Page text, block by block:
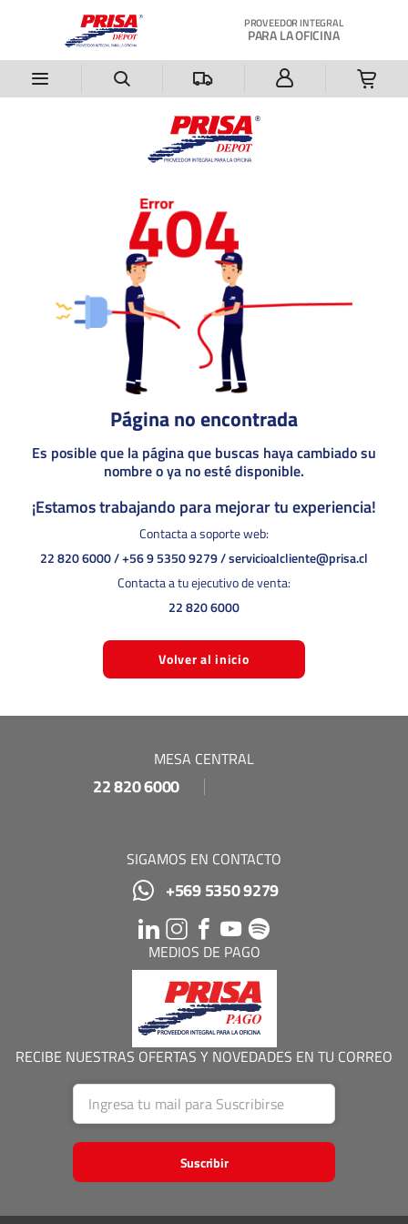
PROVEEDOR INTEGRAL
PARA LA OFICINA
Página no encontrada
Es posible que la página que buscas haya cambiado su
nombre o ya no esté disponible.
¡Estamos trabajando para mejorar tu experiencia!
Contacta a soporte web:
22 820 6000/+56 9 5350 9279/servicioalcliente@prisa.cl
Contacta a tu ejecutivo de venta:
22 820 6000
Volver al inicio
MESA CENTRAL
22 820 6000
SIGAMOS EN CONTACTO
+569 5350 9279
MEDIOS DE PAGO
RECIBE NUESTRAS OFERTAS Y NOVEDADES EN TU CORREO
Suscribir